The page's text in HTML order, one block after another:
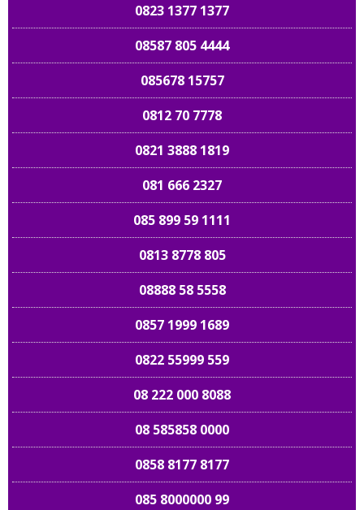
0823 1377 1377
08587 805 4444
085678 15757
0812 70 7778
0821 3888 1819
081 666 2327
085 899 59 1111
0813 8778 805
08888 58 5558
0857 1999 1689
0822 55999 559
08 222 000 8088
08 585858 0000
0858 8177 8177
085 8000000 99